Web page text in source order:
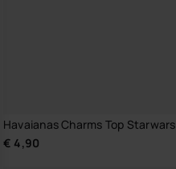
Havaianas Charms Top Starwars
€ 4,90